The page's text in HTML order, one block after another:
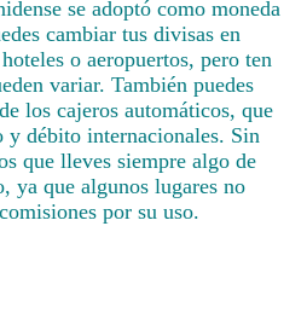
se adoptó como moneda
cambiar tus divisas en
o aeropuertos, pero ten
variar. También puedes
los cajeros automáticos, que
y débito internacionales. Sin
que lleves siempre algo de
ya que algunos lugares no
por su uso.